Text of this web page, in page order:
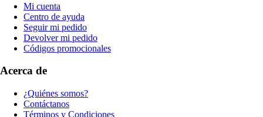
Mi cuenta
Centro de ayuda
Seguir mi pedido
Devolver mi pedido
Códigos promocionales
Acerca de
¿Quiénes somos?
Contáctanos
Términos y Condiciones